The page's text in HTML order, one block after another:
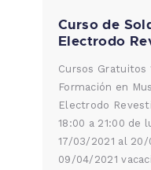
Curso de
Electrodo
Cursos Gratuitos
Formación en
Electrodo
18:00 a 21:00 de
17/03/2021 al
09/04/2021